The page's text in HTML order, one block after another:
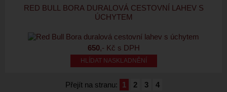
RED BULL BORA DURALOVÁ CESTOVNÍ LAHEV S
ÚCHYTEM
650,- Kč s DPH
HLÍDAT NASKLADNĚNÍ
Přejít na stranu: 1 2 3 4